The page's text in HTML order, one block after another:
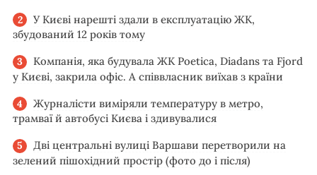
У Києві нарешті здали в експлуатацію ЖК,
збудований 12 років тому
Компанія, яка будувала ЖК Poetica, Diadans та Fjord
у Києві, закрила офіс. А співвласник виїхав з країни
Журналісти виміряли температуру в метро,
трамваї й автобусі Києва і здивувалися
Дві центральні вулиці Варшави перетворили на
зелений пішохідний простір (фото до і після)